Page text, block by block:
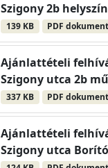
Szigony 2b helyszín
139 KB PDF
Ajánlattételi
Szigony utca 2b
337 KB PDF
Ajánlattételi
Szigony utca Borító